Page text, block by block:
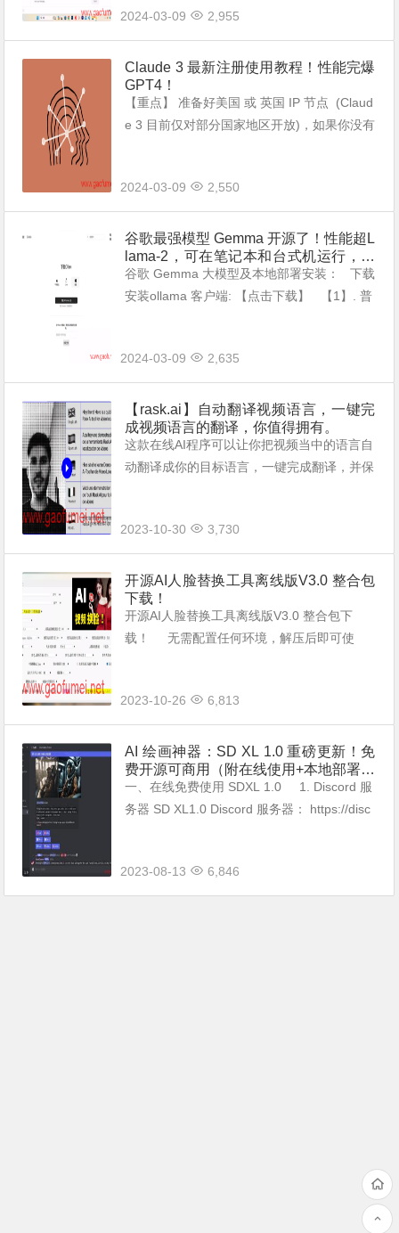
下, &nb...
2024-03-09 2,955
Claude 3 最新注册使用教程！性能完爆
GPT4！
【重点】 准备好美国 或 英国 IP 节点 (Claud
e 3 目前仅对部分国家地区开放)，如果你没有
2024-03-09
2,550
谷歌最强模型 Gemma 开源了！性能超L
lama-2，可在笔记本和台式机运行，附
本地安装教程！
谷歌 Gemma 大模型及本地部署安装： 下载
安装ollama 客户端: 【点击下载】 【1】. 普
2024-03-09
2,635
【rask.ai】自动翻译视频语言，一键完
成视频语言的翻译，你值得拥有。
这款在线AI程序可以让你把视频当中的语言自
动翻译成你的目标语言，一键完成翻译，并保
率。 官方地址：https://www....
2023-10-30 3,730
开源AI人脸替换工具离线版V3.0 整合包
下载！
开源AI人脸替换工具离线版V3.0 整合包下
载！ 无需配置任何环境，解压后即可使
PU和GPU...
2023-10-26 6,813
AI 绘画神器：SD XL 1.0 重磅更新！免
费开源可商用（附在线使用+本地部署教
程)
一、在线免费使用 SDXL 1.0 1. Discord 服
务器 SD XL1.0 Discord 服务器： https://disc
2023-08-13 6,846